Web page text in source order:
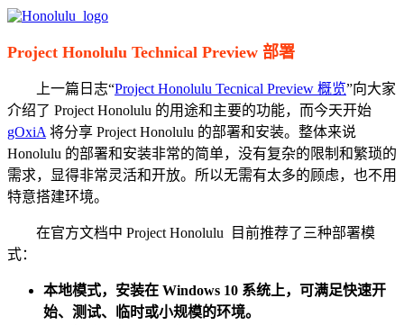
Project Honolulu Technical Preview 部署
上一篇日志“Project Honolulu Tecnical Preview 概览”向大家
介绍了 Project Honolulu 的用途和主要的功能，而今天开始
gOxiA将分享 Project Honolulu 的部署和安装。整体来说
Honolulu 的部署和安装非常的简单，没有复杂的限制和繁琐的
需求，显得非常灵活和开放。所以无需有太多的顾虑，也不用
特意搭建环境。
在官方文档中 Project Honolulu 目前推荐了三种部署模
式：
本地模式，安装在 Windows 10 系统上，可满足快速开
始、测试、临时或小规模的环境。